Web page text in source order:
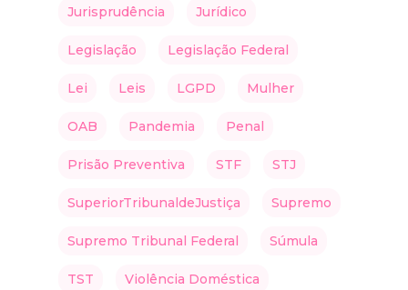
Jurisprudência Jurídico
Legislação Legislação Federal
Lei Leis LGPD Mulher
OAB Pandemia Penal
Prisão Preventiva STF STJ
SuperiorTribunaldeJustiça Supremo
Supremo Tribunal Federal Súmula
TST Violência Doméstica